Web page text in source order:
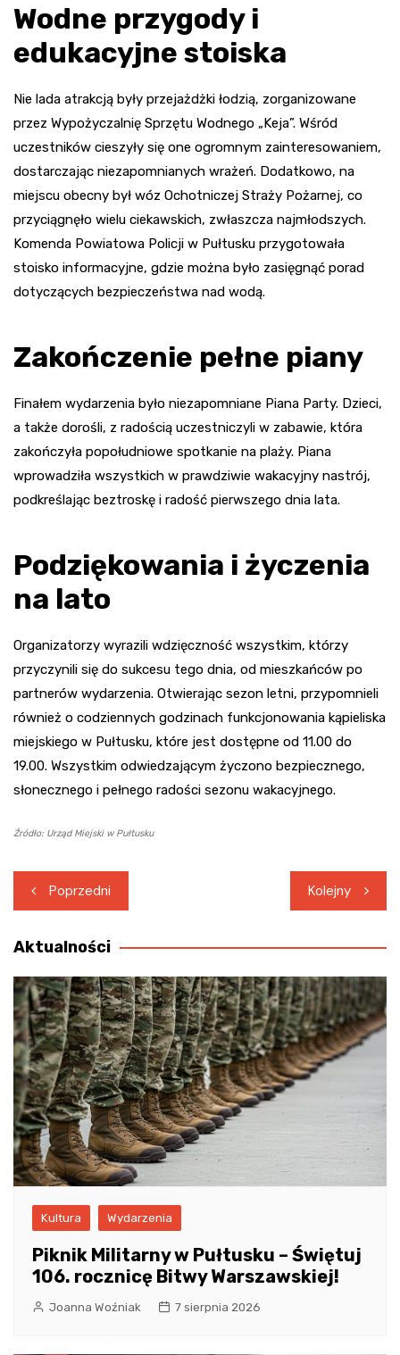
Wodne przygody i
edukacyjne stoiska
Nie lada atrakcją były przejażdżki łodzią, zorganizowane
przez Wypożyczalnię Sprzętu Wodnego „Keja”. Wśród
uczestników cieszyły się one ogromnym zainteresowaniem,
dostarczając niezapomnianych wrażeń. Dodatkowo, na
miejscu obecny był wóz Ochotniczej Straży Pożarnej, co
przyciągnęło wielu ciekawskich, zwłaszcza najmłodszych.
Komenda Powiatowa Policji w Pułtusku przygotowała
stoisko informacyjne, gdzie można było zasięgnąć porad
dotyczących bezpieczeństwa nad wodą.
Zakończenie pełne piany
Finałem wydarzenia było niezapomniane Piana Party. Dzieci,
a także dorośli, z radością uczestniczyli w zabawie, która
zakończyła popołudniowe spotkanie na plaży. Piana
wprowadziła wszystkich w prawdziwie wakacyjny nastrój,
podkreślając beztroskę i radość pierwszego dnia lata.
Podziękowania i życzenia
na lato
Organizatorzy wyrazili wdzięczność wszystkim, którzy
przyczynili się do sukcesu tego dnia, od mieszkańców po
partnerów wydarzenia. Otwierając sezon letni, przypomnieli
również o codziennych godzinach funkcjonowania kąpieliska
miejskiego w Pułtusku, które jest dostępne od 11.00 do
19.00. Wszystkim odwiedzającym życzono bezpiecznego,
słonecznego i pełnego radości sezonu wakacyjnego.
Źródło: Urząd Miejski w Pułtusku
Nawigacja
wpisu
Poprzedni Kolejny
Aktualności
Kultura Wydarzenia
Piknik Militarny w Pułtusku – Świętuj
106. rocznicę Bitwy Warszawskiej!
Joanna Woźniak 7 sierpnia 2026